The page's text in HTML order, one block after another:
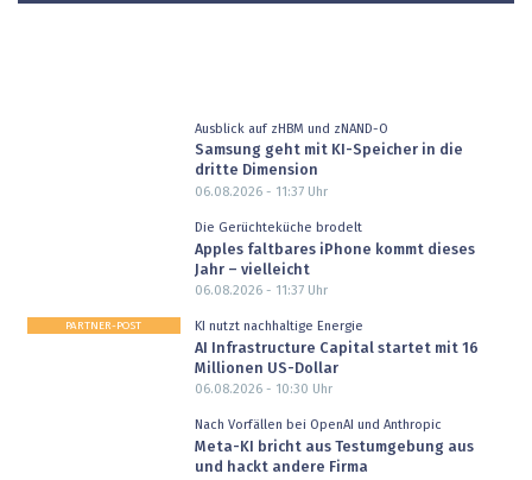
Ausblick auf zHBM und zNAND-O
Samsung geht mit KI-Speicher in die
dritte Dimension
06.08.2026 - 11:37Uhr
Die Gerüchteküche brodelt
Apples faltbares iPhone kommt dieses
Jahr – vielleicht
06.08.2026 - 11:37Uhr
PARTNER-POST KI nutzt nachhaltige Energie
AI Infrastructure Capital startet mit 16
Millionen US-Dollar
06.08.2026 - 10:30 Uhr
Nach Vorfällen bei OpenAI und Anthropic
Meta-KI bricht aus Testumgebung aus
und hackt andere Firma